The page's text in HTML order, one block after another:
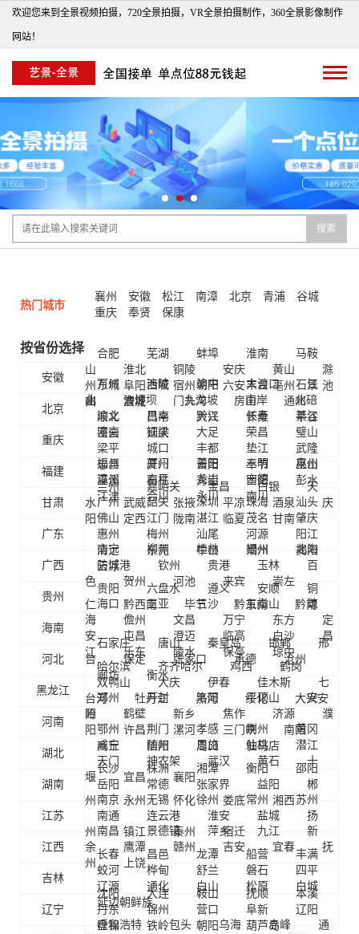
欢迎您来到全景视频拍摄，720全景拍摄，VR全景拍摄制作，360全景影像制作
网站！
搜索
热门城市
襄州 安徽 松江 南漳 北京 青浦
谷城
重庆
奉贤 保康
按省份选择
安徽
合肥 芜湖 蚌埠 淮南
马鞍
山
淮北 铜陵 安庆 黄山
滁
州
阜阳 宿州 六安 亳州
池
州
宣城
北京
东城 西城 朝阳 丰台
石景
山
海淀 门头沟 房山
通州
顺义
昌平 大兴 怀柔
平谷
密云
延庆
重庆
万州 涪陵 渝中 大渡口
江
北
沙坪坝 九龙坡 南岸
北碚
渝北
巴南 黔江 长寿
綦江
潼南
铜梁 大足 荣昌
璧山
梁平
城口 丰都 垫江
武隆
忠县
开州 云阳 奉节
巫山
巫溪
石柱 秀山 酉阳
彭水
江津
合川 永川 南川
福建
福州 厦门 莆田 三明
泉州
漳州
南平 龙岩
宁德
甘肃
兰州 嘉峪关 金昌 白银
天
水
武威 张掖 平凉 酒泉
庆
阳
定西 陇南 临夏
甘南
广东
广州 韶关 深圳 珠海
汕头
佛山
江门 湛江 茂名
肇庆
惠州
梅州 汕尾 河源
阳江
清远
东莞 中山 潮州
揭阳
云浮
广西
南宁 柳州 桂林 梧州
北海
防城港
钦州 贵港 玉林
百
色
贺州 河池 来宾
崇左
贵州
贵阳 六盘水 遵义 安顺
铜
仁
黔西南 毕节 黔东南
黔南
海南
海口 三亚 三沙 五指山
琼
海
儋州 文昌 万宁 东方
定
安
屯昌 澄迈 临高 白沙
昌
江
乐东 陵水 保亭 琼中
河北
石家庄 唐山 秦皇岛 邯郸
邢
台
保定 张家口 承德
沧州
廊坊
衡水
黑龙江
哈尔滨 齐齐哈尔 鸡西
鹤岗
双鸭山
大庆 伊春 佳木斯
七
台河
牡丹江 黑河 绥化
大兴安
岭
河南
郑州 开封 洛阳 平顶山
安
阳
鹤壁 新乡 焦作 济源
濮
阳
许昌 漯河 三门峡
南阳
商丘
信阳 周口 驻马店
湖北
鄂州 荆门 孝感 荆州
黄冈
咸宁
随州 恩施 仙桃
潜江
天门
神农架 武汉 黄石
十
堰
宜昌 襄阳
湖南
长沙 株洲 湘潭 衡阳
邵阳
岳阳
常德 张家界 益阳
郴
州
永州 怀化 娄底
湘西
江苏
南京 无锡 徐州 常州
苏州
南通
连云港 淮安 盐城
扬
州
镇江 泰州
宿迁
江西
南昌 景德镇 萍乡 九江
新
余
鹰潭 赣州 吉安 宜春
抚
州
上饶
吉林
长春 昌邑 龙潭 船营
丰满
蛟河
桦甸 舒兰 磐石
四平
辽源
通化 白山 松原
白城
延边朝鲜族
辽宁
沈阳 大连 鞍山 抚顺
本溪
丹东
锦州 营口 阜新
辽阳
盘锦
铁岭 朝阳
葫芦岛
呼和浩特 包头 乌海 赤峰
通